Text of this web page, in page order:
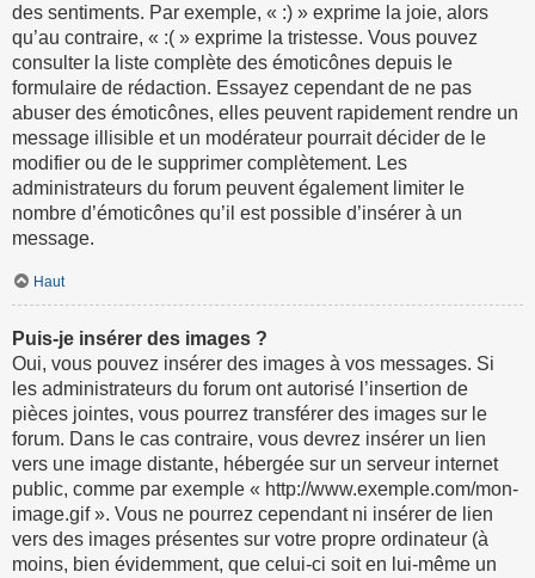
des sentiments. Par exemple, « :) » exprime la joie, alors
qu’au contraire, « :( » exprime la tristesse. Vous pouvez
consulter la liste complète des émoticônes depuis le
formulaire de rédaction. Essayez cependant de ne pas
abuser des émoticônes, elles peuvent rapidement rendre un
message illisible et un modérateur pourrait décider de le
modifier ou de le supprimer complètement. Les
administrateurs du forum peuvent également limiter le
nombre d’émoticônes qu’il est possible d’insérer à un
message.
Haut
Puis-je insérer des images ?
Oui, vous pouvez insérer des images à vos messages. Si
les administrateurs du forum ont autorisé l’insertion de
pièces jointes, vous pourrez transférer des images sur le
forum. Dans le cas contraire, vous devrez insérer un lien
vers une image distante, hébergée sur un serveur internet
public, comme par exemple « http://www.exemple.com/mon-
image.gif ». Vous ne pourrez cependant ni insérer de lien
vers des images présentes sur votre propre ordinateur (à
moins, bien évidemment, que celui-ci soit en lui-même un